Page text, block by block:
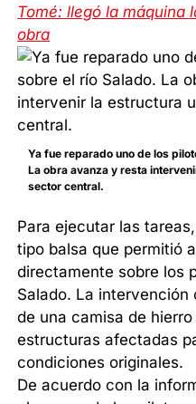
Tomé: llegó la máquina
obra
Ya fue reparado uno de los
La obra avanza y resta
sector central.
Para ejecutar las
tipo balsa que permitió
directamente sobre los
Salado. La
de una camisa de
estructuras afectadas
condiciones originales.
De acuerdo con la